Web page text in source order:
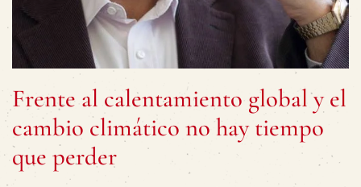
Frente al calentamiento global y el
cambio climático no hay tiempo
que perder